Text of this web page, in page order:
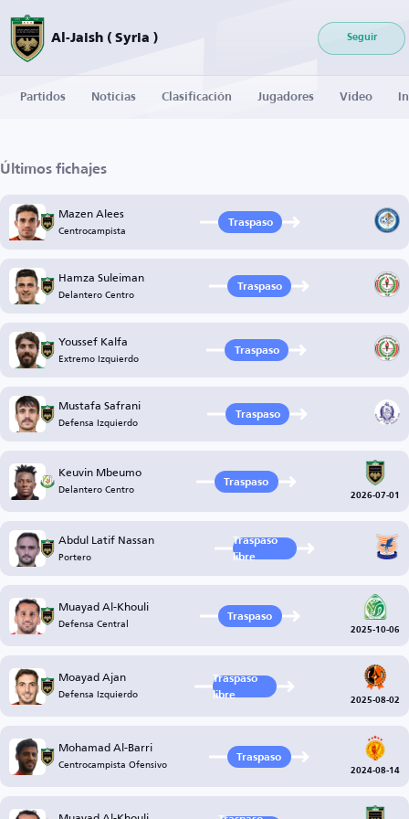
Al-Jaish ( Syria ) Seguir
Partidos Noticias Clasificación Jugadores Vídeo
Últimos fichajes
Mazen Alees
Centrocampista Traspaso
Hamza Suleiman
Delantero Centro Traspaso
Youssef Kalfa
Extremo Izquierdo Traspaso
Mustafa Safrani
Defensa Izquierdo Traspaso
Keuvin Mbeumo
Delantero Centro Traspaso
2026-07-01
Abdul Latif Nassan
Portero
Traspaso
libre
Muayad Al-Khouli
Defensa Central Traspaso
2025-10-06
Moayad Ajan
Defensa Izquierdo
Traspaso
libre
2025-08-02
Mohamad Al-Barri
Centrocampista Ofensivo Traspaso
2024-08-14